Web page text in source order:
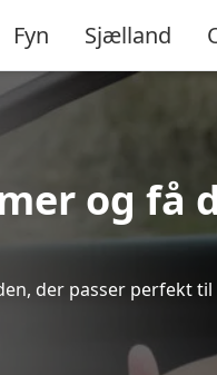
Fyn Sjælland
og få
der passer perfekt til